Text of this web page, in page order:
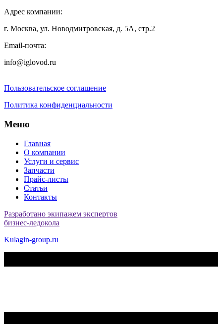
Адрес компании:
г. Москва, ул. Новодмитровская, д. 5А, стр.2
Email-почта:
info@iglovod.ru
Пользовательское соглашение
Политика конфиденциальности
Меню
Главная
О компании
Услуги и сервис
Запчасти
Прайс-листы
Статьи
Контакты
Разработано экипажем экспертов
бизнес-ледокола
Kulagin-group.ru